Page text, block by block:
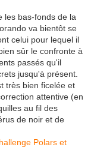
les bas-fonds de la
va bientôt se
celui pour lequel il
sûr le confronte à
passés qu'il
jusqu'à présent.
très bien ficelée et
attentive (en
au fil des
de noir et de
Polars et